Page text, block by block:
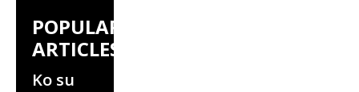
POPULAR
ARTICLES
Ko su